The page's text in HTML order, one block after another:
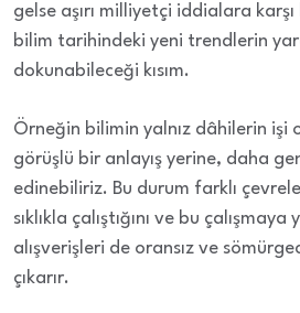
gelse aşırı milliyetçi iddialara karşı
bilim tarihindeki yeni trendlerin
dokunabileceği kısım.
Örneğin bilimin yalnız dâhilerin işi
görüşlü bir anlayış yerine, daha
edinebiliriz. Bu durum farklı
sıklıkla çalıştığını ve bu
alışverişleri de oransız ve
çıkarır.